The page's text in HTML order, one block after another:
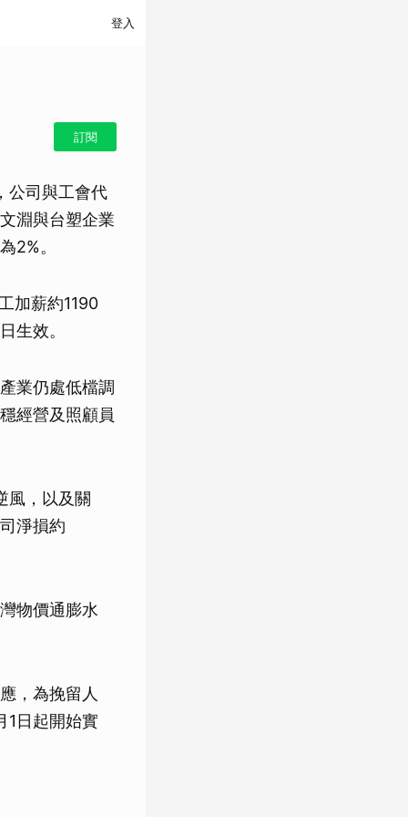
登入
訂閱
公司與工會代
淵與台塑企業
2%。
加薪約1190
生效。
業仍處低檔調
經營及照顧員
風，以及關
淨損約
物價通膨水
，為挽留人
1日起開始實